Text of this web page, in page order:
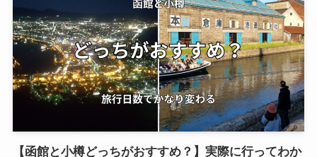
【函館と小樽どっちがおすすめ？】実際に行ってわか